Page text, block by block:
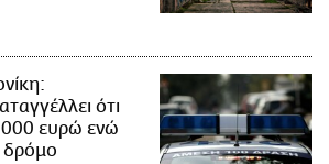
ότι
ευρώ ενώ
δρόμο